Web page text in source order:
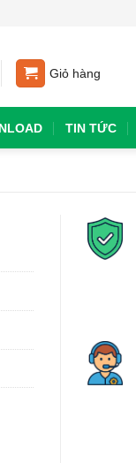
Giỏ hàng
TIN TỨC